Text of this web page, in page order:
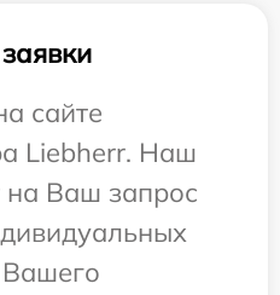
сайте
Liebherr. Наш
на Ваш запрос